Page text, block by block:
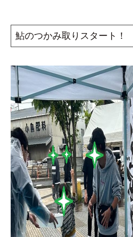
鮎のつかみ取りスタート！